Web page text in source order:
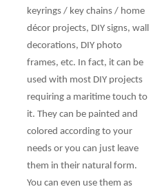
keyrings / key chains / home
décor projects, DIY signs, wall
decorations, DIY photo
frames, etc. In fact, it can be
used with most DIY projects
requiring a maritime touch to
it. They can be painted and
colored according to your
needs or you can just leave
them in their natural form.
You can even use them as